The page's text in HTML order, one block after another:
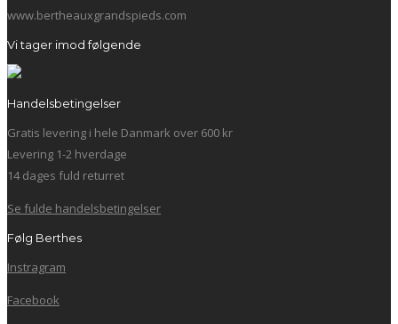
www.bertheauxgrandspieds.com
Vi tager imod følgende
Handelsbetingelser
Gratis levering i hele Danmark over 600 kr
Levering 1-2 hverdage
14 dages fuld returret
Se fulde handelsbetingelser
Følg Berthes
Instragram
Facebook